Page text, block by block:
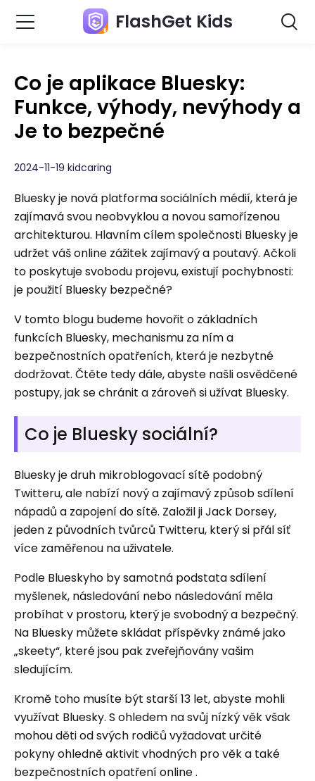
FlashGet Kids
Co je aplikace Bluesky:
Funkce, výhody, nevýhody a
Je to bezpečné
2024-11-19 kidcaring
Bluesky je nová platforma sociálních médií, která je
zajímavá svou neobvyklou a novou samořízenou
architekturou. Hlavním cílem společnosti Bluesky je
udržet váš online zážitek zajímavý a poutavý. Ačkoli
to poskytuje svobodu projevu, existují pochybnosti:
je použití Bluesky bezpečné?
V tomto blogu budeme hovořit o základních
funkcích Bluesky, mechanismu za ním a
bezpečnostních opatřeních, která je nezbytné
dodržovat. Čtěte tedy dále, abyste našli osvědčené
postupy, jak se chránit a zároveň si užívat Bluesky.
Co je Bluesky sociální?
Bluesky je druh mikroblogovací sítě podobný
Twitteru, ale nabízí nový a zajímavý způsob sdílení
nápadů a zapojení do sítě. Založil ji Jack Dorsey,
jeden z původních tvůrců Twitteru, který si přál síť
více zaměřenou na uživatele.
Podle Blueskyho by samotná podstata sdílení
myšlenek, následování nebo následování měla
probíhat v prostoru, který je svobodný a bezpečný.
Na Bluesky můžete skládat příspěvky známé jako
„skeety“, které jsou pak zveřejňovány vašim
sledujícím.
Kromě toho musíte být starší 13 let, abyste mohli
využívat Bluesky. S ohledem na svůj nízký věk však
mohou děti od svých rodičů vyžadovat určité
pokyny ohledně aktivit vhodných pro věk a také
bezpečnostních opatření online .